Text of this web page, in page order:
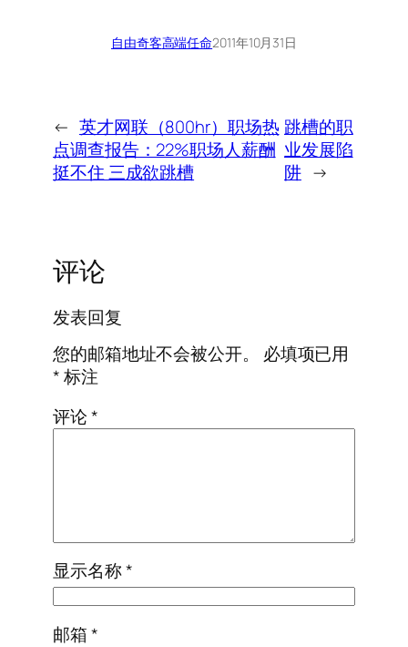
自由奇客高端任命2011年10月31日
← 英才网联（800hr）职场热
点调查报告：22%职场人薪酬
挺不住 三成欲跳槽
跳槽的职
业发展陷
阱 →
评论
发表回复
您的邮箱地址不会被公开。
必填项已用
*标注
评论*
显示名称*
邮箱*